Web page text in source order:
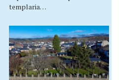
templaria…